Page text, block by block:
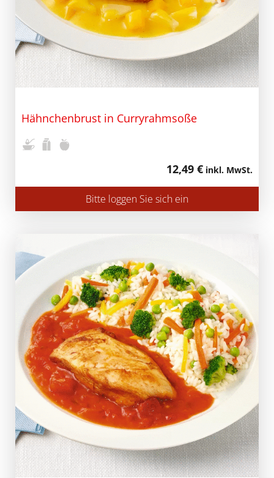
Hähnchenbrust in Curryrahmsoße
12,49 € inkl. MwSt.
Bitte loggen Sie sich ein